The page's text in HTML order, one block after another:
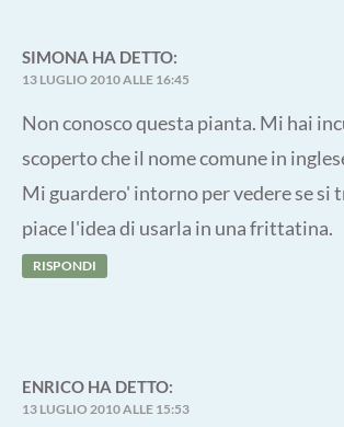
SIMONA HA DETTO:
13 LUGLIO 2010 ALLE 16:45
Non conosco questa pianta. Mi hai
scoperto che il nome comune in
Mi guardero' intorno per vedere se si
piace l'idea di usarla in una frittatina.
RISPONDI
ENRICO HA DETTO:
13 LUGLIO 2010 ALLE 15:53